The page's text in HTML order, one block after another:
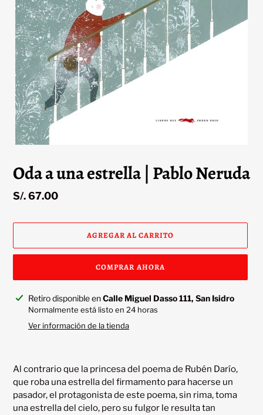
Oda a una estrella | Pablo Neruda
Precio
S/. 67.00
AGREGAR AL CARRITO
COMPRAR AHORA
Agregando
producto
Retiro disponible enCalle Miguel Dasso 111, San Isidro
Normalmente está listo en 24 horas
Ver información de la tienda
Al contrario que la princesa del poema de Rubén Darío,
que roba una estrella del firmamento para hacerse un
pasador, el protagonista de este poema, sin rima, toma
una estrella del cielo, pero su fulgor le resulta tan